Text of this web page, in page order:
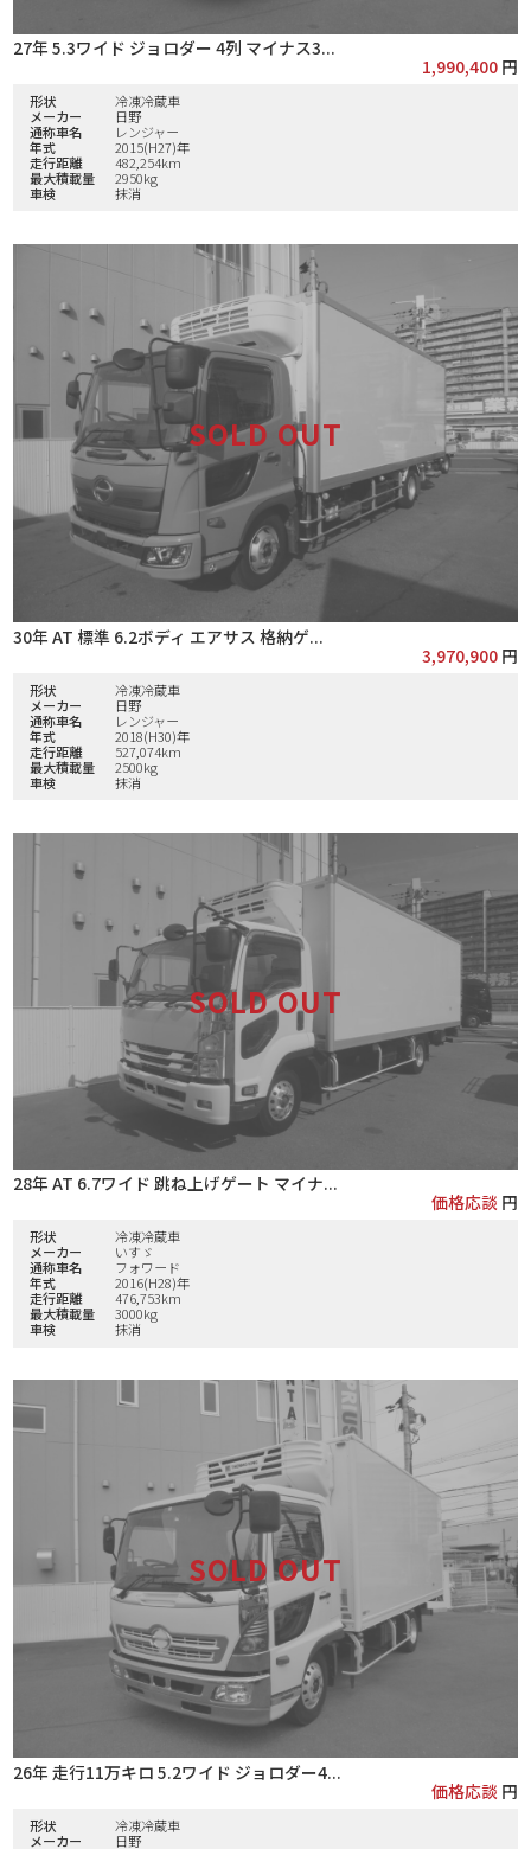
27年 5.3ワイド ジョロダー 4列 マイナス3...
1,990,400円
形状
冷凍冷蔵車
メーカー
日野
通称車名
レンジャー
年式
2015(H27)年
走行距離
482,254km
最大積載量
2950kg
車検
抹消
30年 AT 標準 6.2ボディ エアサス 格納ゲ...
3,970,900円
形状
冷凍冷蔵車
メーカー
日野
通称車名
レンジャー
年式
2018(H30)年
走行距離
527,074km
最大積載量
2500kg
車検
抹消
28年 AT 6.7ワイド 跳ね上げゲート マイナ...
価格応談円
形状
冷凍冷蔵車
メーカー
いすゞ
通称車名
フォワード
年式
2016(H28)年
走行距離
476,753km
最大積載量
3000kg
車検
抹消
26年 走行11万キロ 5.2ワイド ジョロダー4...
価格応談 円
形状
冷凍冷蔵車
メーカー
日野